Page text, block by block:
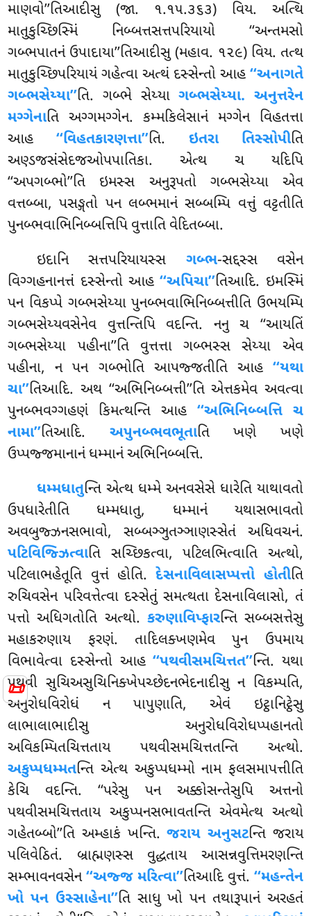
📜
માણવો’’તિઆદીસુ (જા. ૧.૧૫.૩૬૩) વિય. અત્થિ
માતુકુચ્છિસ્મિં નિબ્બત્તસત્તપરિયાયો ‘‘અન્તમસો
ગબ્ભપાતનં ઉપાદાયા’’તિઆદીસુ (મહાવ. ૧૨૯) વિય. તત્થ
માતુકુચ્છિપરિયાયં ગહેત્વા અત્થં દસ્સેન્તો આહ ‘‘અનાગતે
ગબ્ભસેય્યા’’તિ. ગબ્ભે સેય્યાગબ્ભસેય્યા. અનુત્તરેન
મગ્ગેનાતિ અગ્ગમગ્ગેન. કમ્મકિલેસાનં મગ્ગેન વિહતત્તા
આહ‘‘વિહતકારણત્તા’’તિ. ઇતરા તિસ્સોપીતિ
અણ્ડજસંસેદજઓપપાતિકા. એત્થ ચ યદિપિ
‘‘અપગબ્ભો’’તિ ઇમસ્સ અનુરૂપતો ગબ્ભસેય્યા એવ
વત્તબ્બા, પસઙ્ગતો પન લબ્ભમાનં સબ્બમ્પિ વત્તું વટ્ટતીતિ
પુનબ્ભવાભિનિબ્બત્તિપિ વુત્તાતિ વેદિતબ્બા.
ઇદાનિ સત્તપરિયાયસ્સ ગબ્ભ-સદ્દસ્સ વસેન
વિગ્ગહનાનત્તં દસ્સેન્તો આહ‘‘અપિચા’’તિઆદિ. ઇમસ્મિં
પન વિકપ્પે ગબ્ભસેય્યા પુનબ્ભવાભિનિબ્બત્તીતિ ઉભયમ્પિ
ગબ્ભસેય્યવસેનેવ વુત્તન્તિપિ વદન્તિ. નનુ ચ ‘‘આયતિં
ગબ્ભસેય્યા પહીના’’તિ વુત્તત્તા ગબ્ભસ્સ સેય્યા એવ
પહીના, ન પન ગબ્ભોતિ આપજ્જતીતિ આહ ‘‘યથા
ચા’’તિઆદિ. અથ ‘‘અભિનિબ્બત્તી’’તિ એત્તકમેવ અવત્વા
પુનબ્ભવગ્ગહણં કિમત્થન્તિ આહ ‘‘અભિનિબ્બત્તિ ચ
નામા’’તિઆદિ. અપુનબ્ભવભૂતાતિ ખણે ખણે
ઉપ્પજ્જમાનાનં ધમ્માનં અભિનિબ્બત્તિ.
ધમ્મધાતુન્તિ એત્થ ધમ્મે અનવસેસે ધારેતિ યાથાવતો
ઉપધારેતીતિ ધમ્મધાતુ, ધમ્માનં યથાસભાવતો
અવબુજ્ઝનસભાવો, સબ્બઞ્ઞુતઞ્ઞાણસ્સેતં અધિવચનં.
પટિવિજ્ઝિત્વાતિ સચ્છિકત્વા, પટિલભિત્વાતિ અત્થો,
પટિલાભહેતૂતિ વુત્તં હોતિ.દેસનાવિલાસપ્પત્તો હોતીતિ
રુચિવસેન પરિવત્તેત્વા દસ્સેતું સમત્થતા દેસનાવિલાસો, તં
પત્તો અધિગતોતિ અત્થો. કરુણાવિપ્ફારન્તિ સબ્બસત્તેસુ
મહાકરુણાય ફરણં. તાદિલક્ખણમેવ પુન ઉપમાય
વિભાવેત્વા દસ્સેન્તો આહ‘‘પથવીસમચિત્તત’’ન્તિ. યથા
પથવી સુચિઅસુચિનિક્ખેપચ્છેદનભેદનાદીસુ ન વિકમ્પતિ,
અનુરોધવિરોધં ન પાપુણાતિ, એવં ઇટ્ઠાનિટ્ઠેસુ
લાભાલાભાદીસુ અનુરોધવિરોધપ્પહાનતો
અવિકમ્પિતચિત્તતાય પથવીસમચિત્તતન્તિ અત્થો.
અકુપ્પધમ્મતન્તિ એત્થ અકુપ્પધમ્મો નામ ફલસમાપત્તીતિ
કેચિ વદન્તિ. ‘‘પરેસુ પન અક્કોસન્તેસુપિ અત્તનો
પથવીસમચિત્તતાય અકુપ્પનસભાવતન્તિ એવમેત્થ અત્થો
ગહેતબ્બો’’તિ અમ્હાકં ખન્તિ.જરાય અનુસટન્તિ જરાય
પલિવેઠિતં. બ્રાહ્મણસ્સ વુદ્ધતાય આસન્નવુત્તિમરણન્તિ
સમ્ભાવનવસેન‘‘અજ્જ મરિત્વા’’તિઆદિ વુત્તં. ‘‘મહન્તેન
ખો પન ઉસ્સાહેના’’તિ સાધુ ખો પન તથારૂપાનં અરહતં